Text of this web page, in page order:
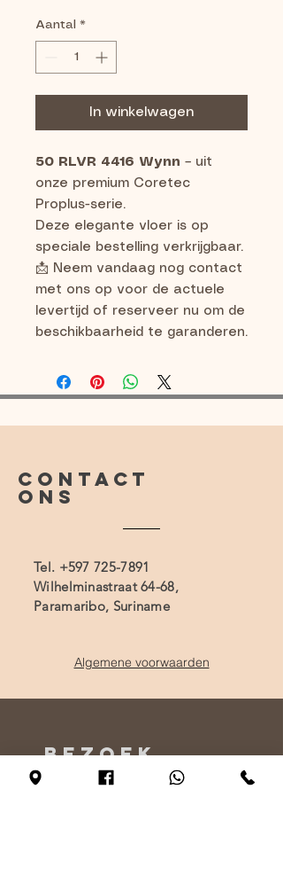
Aantal *
In winkelwagen
50 RLVR 4416 Wynn – uit
onze premium Coretec
Proplus-serie.
Deze elegante vloer is op
speciale bestelling verkrijgbaar.
📩 Neem vandaag nog contact
met ons op voor de actuele
levertijd of reserveer nu om de
beschikbaarheid te garanderen.
CONTACT
ONS
Tel. +597 725-7891
Wilhelminastraat 64-68,
Paramaribo, Suriname
Algemene voorwaarden
BEZOEK
ONS